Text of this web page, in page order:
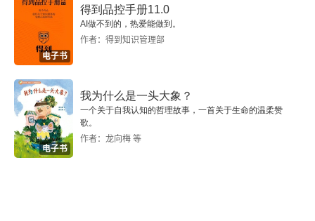
八
九
一〇
一一
一二
电子书
得到品控手册11.0
AI做不到的，热爱能做到。
作者：得到知识管理部
电子书
我为什么是一头大象？
一个关于自我认知的哲理故事，一首关于生命的温柔赞
歌。
作者：龙向梅 等